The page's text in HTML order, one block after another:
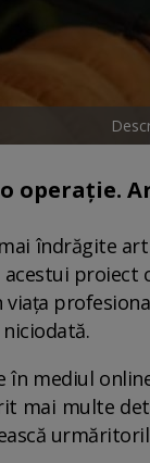
operație.
îndrăgite
acestui
mediul
mai multe